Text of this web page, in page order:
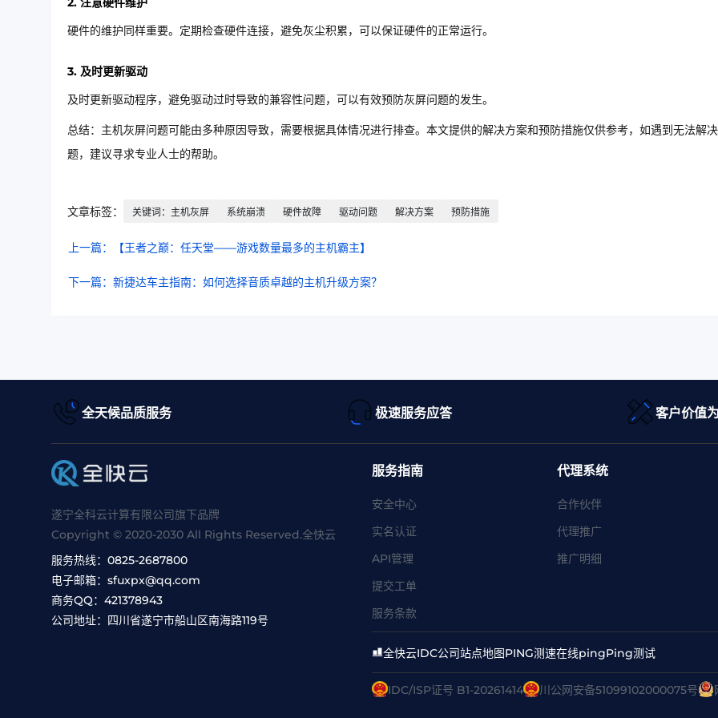
硬件的维护同样重要。定期检查硬件连接，避免灰尘积累，可以保证硬件的正常运行。
3. 及时更新驱动
及时更新驱动程序，避免驱动过时导致的兼容性问题，可以有效预防灰屏问题的发生。
总结：主机灰屏问题可能由多种原因导致，需要根据具体情况进行排查。本文提供的解决方案和预防措施仅供参考，如遇到无法解
题，建议寻求专业人士的帮助。
文章标签： 关键词：主机灰屏 系统崩溃 硬件故障 驱动问题 解决方案 预防措施
上一篇：【王者之巅：任天堂——游戏数量最多的主机霸主】
下一篇：新捷达车主指南：如何选择音质卓越的主机升级方案？
全天候品质服务 极速服务应答 客户价值
遂宁全科云计算有限公司旗下品牌
Copyright © 2020-2030 All Rights Reserved.全快云
服务热线： 0825-2687800
电子邮箱： sfuxpx@qq.com
商务QQ： 421378943
公司地址： 四川省遂宁市船山区南海路119号
服务指南
安全中心
实名认证
API管理
提交工单
服务条款
代理系统
合作伙伴
代理推广
推广明细
全快云IDC公司站点地图PING测速在线pingPing测试
IDC/ISP证号 B1-20261414 川公网安备51099102000075号